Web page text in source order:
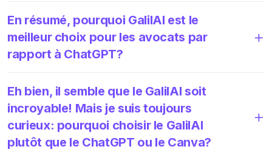
En résumé, pourquoi GalilAI est le
meilleur choix pour les avocats par
rapport à ChatGPT?
Eh bien, il semble que le GalilAI soit
incroyable! Mais je suis toujours
curieux: pourquoi choisir le GalilAI
plutôt que le ChatGPT ou le Canva?